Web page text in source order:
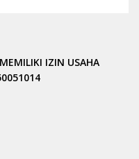
IZIN USAHA